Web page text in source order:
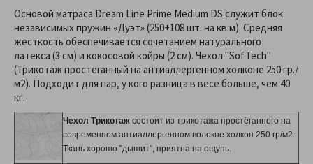
Основой матраса Dream Line Prime Medium DS служит блок
независимых пружин «Дуэт» (250+108 шт. на кв.м). Средняя
жесткость обеспечивается сочетанием натурального
латекса (3 см) и кокосовой койры (2 см). Чехол "SofTech"
(Трикотаж простеганный на антиаллергенном холконе 250 гр./
м2). Подходит для пар, у кого разница в весе больше, чем 40
кг.
Чехол Трикотаж состоит из трикотажа простёганного на
современном антиаллергенном волокне холкон 250 гр/м2.
Ткань хорошо "дышит", приятна на ощупь.